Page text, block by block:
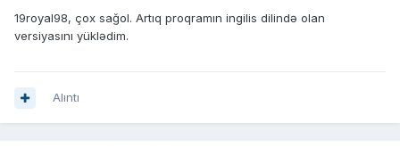
19royal98, çox sağol. Artıq proqramın ingilis dilində olan
versiyasını yüklədim.
Alıntı